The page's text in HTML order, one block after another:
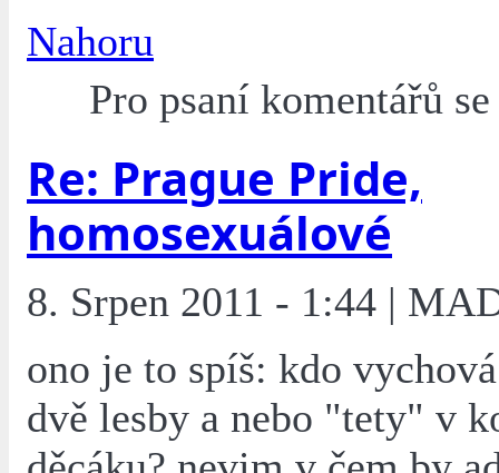
Nahoru
Pro psaní komentářů
Re: Prague Pride,
homosexuálové
8. Srpen 2011 - 1:44 |
ono je to spíš: kdo
dvě lesby a nebo "tety" v